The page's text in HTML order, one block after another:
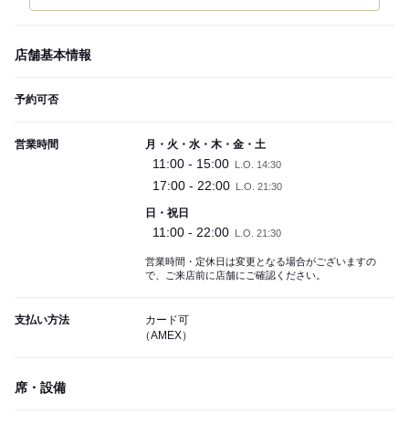
店舗基本情報
予約可否
営業時間 月・火・水・木・金・土
11:00 - 15:00 L.O. 14:30
17:00 - 22:00 L.O. 21:30
日・祝日
11:00 - 22:00 L.O. 21:30
営業時間・定休日は変更となる場合がございますの
で、ご来店前に店舗にご確認ください。
支払い方法
カード可
（AMEX）
席・設備